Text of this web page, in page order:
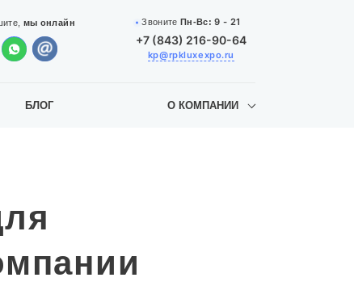
мы онлайн Звоните Пн-Вс:9 - 21
+7 (843) 216-90-64
kp@rpkluxexpo.ru
БЛОГ О КОМПАНИИ